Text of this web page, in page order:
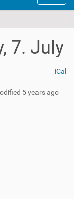
7. July
iCal
5 years ago